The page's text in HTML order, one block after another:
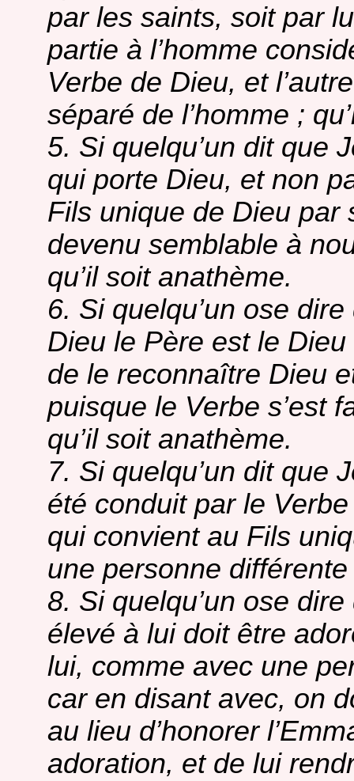
par les saints, soit par
partie à l’homme
Verbe de Dieu, et
séparé de l’homme ;
5. Si quelqu’un dit que
qui porte Dieu, et non
Fils unique de Dieu par
devenu semblable à
qu’il soit anathème.
6. Si quelqu’un ose
Dieu le Père est le
de le reconnaître Dieu
puisque le Verbe s’est
qu’il soit anathème.
7. Si quelqu’un dit que
été conduit par le
qui convient au Fils
une personne
8. Si quelqu’un ose
élevé à lui doit être
lui, comme avec une
car en disant avec, on
au lieu d’honorer
adoration, et de lui